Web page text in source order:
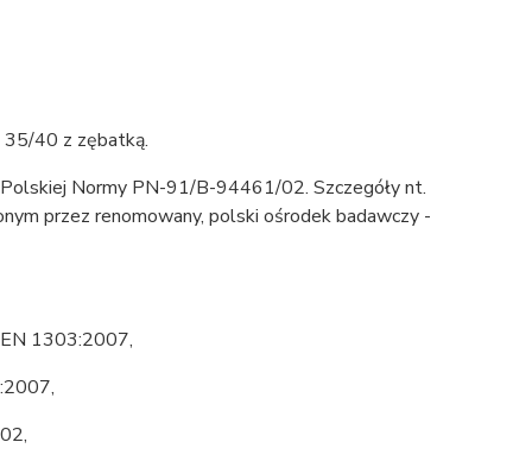
35/40 z zębatką.
Normy PN-91/B-94461/02. Szczegóły nt.
przez renomowany, polski ośrodek badawczy -
1303:2007,